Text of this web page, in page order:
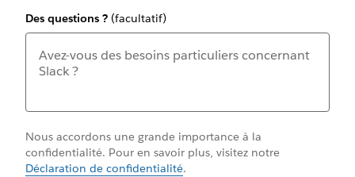
Des questions ? (facultatif)
Nous accordons une grande importance à la
confidentialité. Pour en savoir plus, visitez notre
Déclaration de confidentialité.